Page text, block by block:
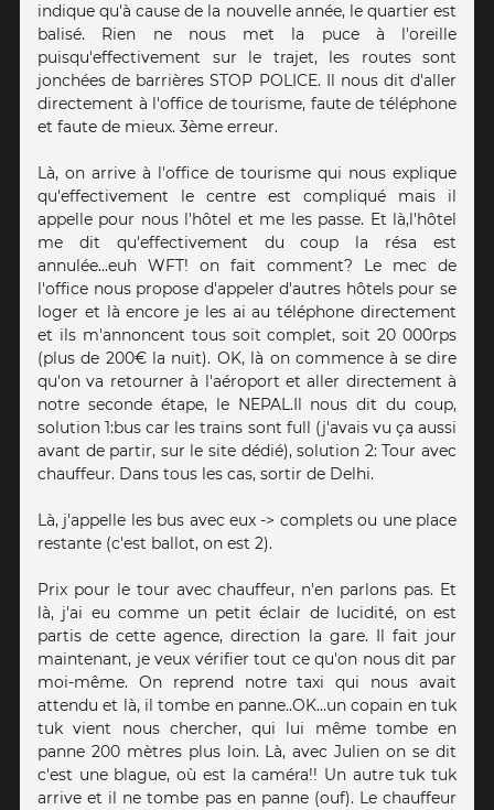
indique qu'à cause de la nouvelle année, le quartier est
balisé. Rien ne nous met la puce à l'oreille
puisqu'effectivement sur le trajet, les routes sont
jonchées de barrières STOP POLICE. Il nous dit d'aller
directement à l'office de tourisme, faute de téléphone
et faute de mieux. 3ème erreur.
Là, on arrive à l'office de tourisme qui nous explique
qu'effectivement le centre est compliqué mais il
appelle pour nous l'hôtel et me les passe. Et là,l'hôtel
me dit qu'effectivement du coup la résa est
annulée...euh WFT! on fait comment? Le mec de
l'office nous propose d'appeler d'autres hôtels pour se
loger et là encore je les ai au téléphone directement
et ils m'annoncent tous soit complet, soit 20 000rps
(plus de 200€ la nuit). OK, là on commence à se dire
qu'on va retourner à l'aéroport et aller directement à
notre seconde étape, le NEPAL.Il nous dit du coup,
solution 1:bus car les trains sont full (j'avais vu ça aussi
avant de partir, sur le site dédié), solution 2: Tour avec
chauffeur. Dans tous les cas, sortir de Delhi.
Là, j'appelle les bus avec eux -> complets ou une place
restante (c'est ballot, on est 2).
Prix pour le tour avec chauffeur, n'en parlons pas. Et
là, j'ai eu comme un petit éclair de lucidité, on est
partis de cette agence, direction la gare. Il fait jour
maintenant, je veux vérifier tout ce qu'on nous dit par
moi-même. On reprend notre taxi qui nous avait
attendu et là, il tombe en panne..OK...un copain en tuk
tuk vient nous chercher, qui lui même tombe en
panne 200 mètres plus loin. Là, avec Julien on se dit
c'est une blague, où est la caméra!! Un autre tuk tuk
arrive et il ne tombe pas en panne (ouf). Le chauffeur